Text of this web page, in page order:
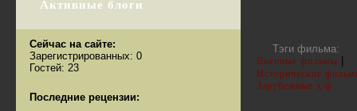
Тэги фильма:
Военные фильмы
Исторические
Зарубежные х/ф
Активные блоги
Сейчас на сайте:
Зарегистрированных: 0
Гостей: 23
Последние рецензии: